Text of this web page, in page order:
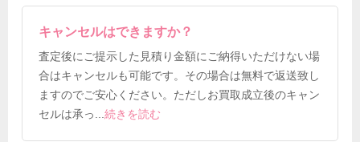
キャンセルはできますか？
査定後にご提示した見積り金額にご納得いただけない場
合はキャンセルも可能です。その場合は無料で返送致し
ますのでご安心ください。ただしお買取成立後のキャン
セルは承っ
...続きを読む